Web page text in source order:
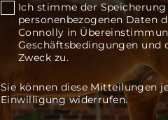
Ich stimme der
personenbezogenen Daten
Connolly in
Geschäftsbedingungen
Zweck zu.
Sie können diese Mitteilungen
Einwilligung widerrufen.